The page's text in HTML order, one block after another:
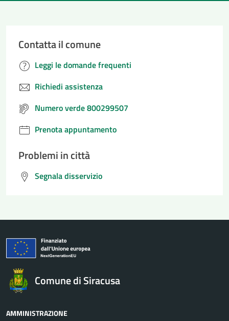
Contatta il comune
Leggi le domande frequenti
Richiedi assistenza
Numero verde 800299507
Prenota appuntamento
Problemi in città
Segnala disservizio
Comune di Siracusa
AMMINISTRAZIONE